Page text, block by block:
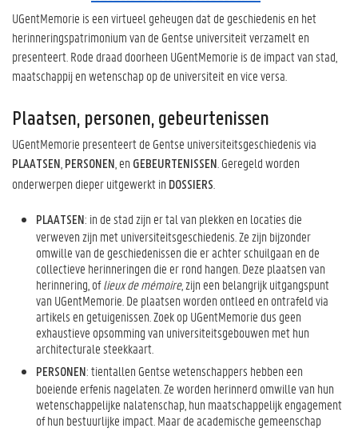
UGentMemorie is een virtueel geheugen dat de geschiedenis en het
herinneringspatrimonium van de Gentse universiteit verzamelt en
presenteert. Rode draad doorheen UGentMemorie is de impact van stad,
maatschappij en wetenschap op de universiteit en vice versa.
Plaatsen, personen, gebeurtenissen
UGentMemorie presenteert de Gentse universiteitsgeschiedenis via
PLAATSEN PERSONEN , en GEBEURTENISSEN . Geregeld worden
onderwerpen dieper uitgewerkt in DOSSIERS
PLAATSEN: in de stad zijn er tal van plekken en locaties die
verweven zijn met universiteitsgeschiedenis. Ze zijn bijzonder
omwille van de geschiedenissen die er achter schuilgaan en de
collectieve herinneringen die er rond hangen. Deze plaatsen van
herinnering, oflieux de mémoire, zijn een belangrijk uitgangspunt
van UGentMemorie. De plaatsen worden ontleed en ontrafeld via
artikels en getuigenissen. Zoek op UGentMemorie dus geen
exhaustieve opsomming van universiteitsgebouwen met hun
architecturale steekkaart.
PERSONEN: tientallen Gentse wetenschappers hebben een
boeiende erfenis nagelaten. Ze worden herinnerd omwille van hun
wetenschappelijke nalatenschap, hun maatschappelijk engagement
of hun bestuurlijke impact. Maar de academische gemeenschap